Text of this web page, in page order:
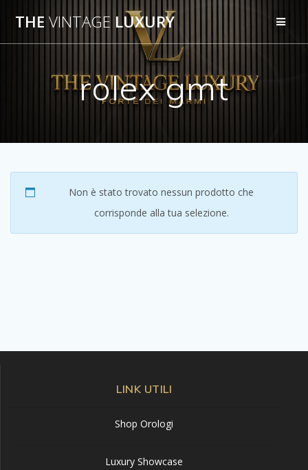
Salta
al
contenuto
THE VINTAGE LUXURY
rolex gmt
Non è stato trovato nessun prodotto che
corrisponde alla tua selezione.
LINK UTILI
Shop Orologi
Luxury Showcase